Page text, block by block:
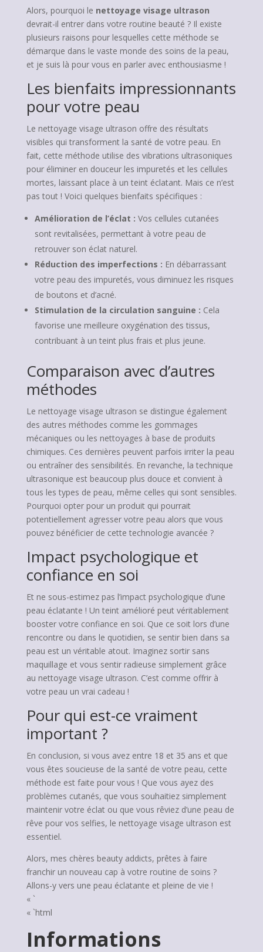
Alors, pourquoi le nettoyage visage ultrason
devrait-il entrer dans votre routine beauté ? Il existe
plusieurs raisons pour lesquelles cette méthode se
démarque dans le vaste monde des soins de la peau,
et je suis là pour vous en parler avec enthousiasme !
Les bienfaits impressionnants
pour votre peau
Le nettoyage visage ultrason offre des résultats
visibles qui transforment la santé de votre peau. En
fait, cette méthode utilise des vibrations ultrasoniques
pour éliminer en douceur les impuretés et les cellules
mortes, laissant place à un teint éclatant. Mais ce n’est
pas tout ! Voici quelques bienfaits spécifiques :
Amélioration de l’éclat : Vos cellules cutanées
sont revitalisées, permettant à votre peau de
retrouver son éclat naturel.
Réduction des imperfections : En débarrassant
votre peau des impuretés, vous diminuez les risques
de boutons et d’acné.
Stimulation de la circulation sanguine : Cela
favorise une meilleure oxygénation des tissus,
contribuant à un teint plus frais et plus jeune.
Comparaison avec d’autres
méthodes
Le nettoyage visage ultrason se distingue également
des autres méthodes comme les gommages
mécaniques ou les nettoyages à base de produits
chimiques. Ces dernières peuvent parfois irriter la peau
ou entraîner des sensibilités. En revanche, la technique
ultrasonique est beaucoup plus douce et convient à
tous les types de peau, même celles qui sont sensibles.
Pourquoi opter pour un produit qui pourrait
potentiellement agresser votre peau alors que vous
pouvez bénéficier de cette technologie avancée ?
Impact psychologique et
confiance en soi
Et ne sous-estimez pas l’impact psychologique d’une
peau éclatante ! Un teint amélioré peut véritablement
booster votre confiance en soi. Que ce soit lors d’une
rencontre ou dans le quotidien, se sentir bien dans sa
peau est un véritable atout. Imaginez sortir sans
maquillage et vous sentir radieuse simplement grâce
au nettoyage visage ultrason. C’est comme offrir à
votre peau un vrai cadeau !
Pour qui est-ce vraiment
important ?
En conclusion, si vous avez entre 18 et 35 ans et que
vous êtes soucieuse de la santé de votre peau, cette
méthode est faite pour vous ! Que vous ayez des
problèmes cutanés, que vous souhaitiez simplement
maintenir votre éclat ou que vous rêviez d’une peau de
rêve pour vos selfies, le nettoyage visage ultrason est
essentiel.
Alors, mes chères beauty addicts, prêtes à faire
franchir un nouveau cap à votre routine de soins ?
Allons-y vers une peau éclatante et pleine de vie !
« `
« `html
Informations